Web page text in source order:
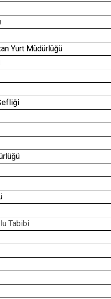
Yurt Müdürlüğü
Tabibi